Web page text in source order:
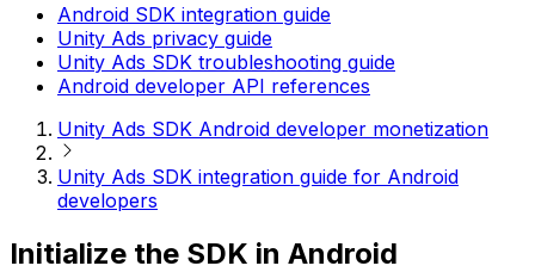
Android SDK integration guide
Unity Ads privacy guide
Unity Ads SDK troubleshooting guide
Android developer API references
Unity Ads SDK Android developer monetization
Unity Ads SDK integration guide for Android
developers
Initialize the SDK in Android